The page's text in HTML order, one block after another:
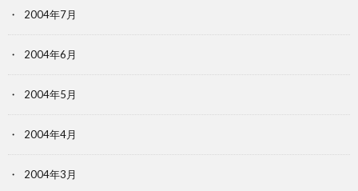
2004年7月
2004年6月
2004年5月
2004年4月
2004年3月